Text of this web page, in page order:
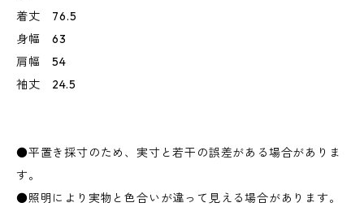
着丈 76.5
身幅 63
肩幅 54
袖丈 24.5
●平置き採寸のため、実寸と若干の誤差がある場合がありま
す。
●照明により実物と色合いが違って見える場合があります。